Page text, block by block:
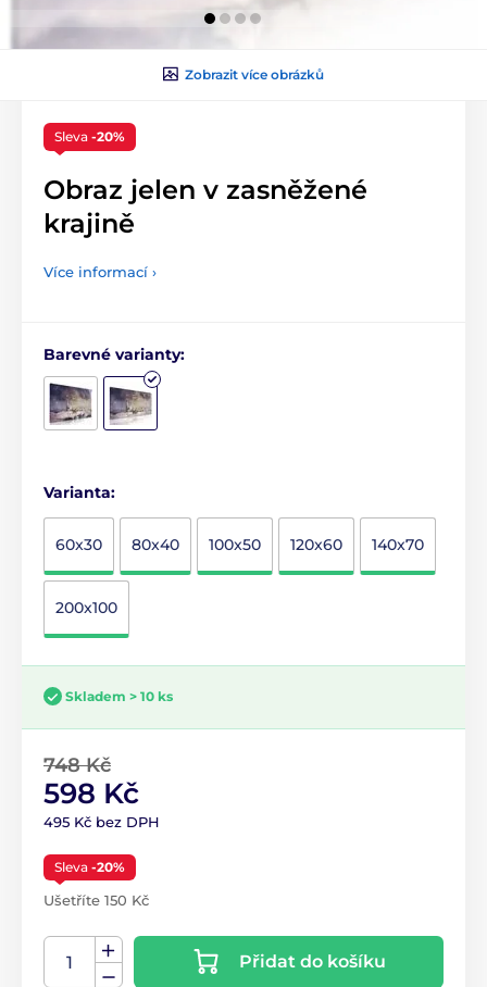
Zobrazit více obrázků
Sleva -20%
Obraz jelen v zasněžené
krajině
Více informací ›
Barevné varianty:
Varianta:
60x30 80x40 100x50 120x60 140x70
200x100
Skladem > 10 ks
748 Kč
598 Kč
495 Kč bez DPH
Sleva -20%
Ušetříte 150 Kč
Přidat do košíku